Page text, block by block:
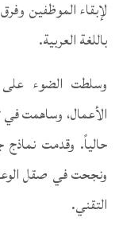
لإبقاء الموظفين
باللغة العربية.
وسلطت الضوء على
الأعمال، وساهمت في
حالياً. وقدمت نماذج
ونجحت في صقل
التقني.